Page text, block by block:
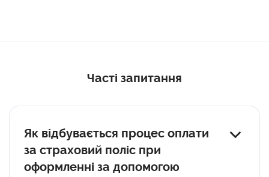
Часті запитання
Як відбувається процес оплати
за страховий поліс при
оформленні за допомогою